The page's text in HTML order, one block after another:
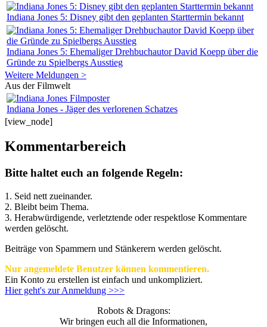
Indiana Jones 5: Disney gibt den geplanten Starttermin bekannt
Indiana Jones 5: Ehemaliger Drehbuchautor David Koepp über die
Gründe zu Spielbergs Ausstieg
Weitere Meldungen >
Aus der Filmwelt
Indiana Jones - Jäger des verlorenen Schatzes
[view_node]
Kommentarbereich
Bitte haltet euch an folgende Regeln:
1. Seid nett zueinander.
2. Bleibt beim Thema.
3. Herabwürdigende, verletztende oder respektlose Kommentare
werden gelöscht.
Beiträge von Spammern und Stänkerern werden gelöscht.
Nur angemeldete Benutzer können kommentieren.
Ein Konto zu erstellen ist einfach und unkompliziert.
Hier geht's zur Anmeldung >>>
Robots & Dragons:
Wir bringen euch all die Informationen,